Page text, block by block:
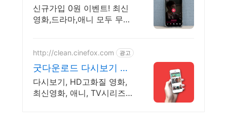
초고속, 4K 실시간 보기!
신규가입 0원 이벤트! 최신
영화,드라마,애니 모두 무료!
http://clean.cinefox.com 광고
굿다운로드 다시보기 씨
네폭스 중드 일드 30%할
인
다시보기, HD고화질 영화,
최신영화, 애니, TV시리즈